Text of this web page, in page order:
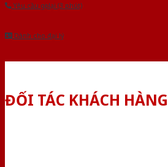
Yêu cầu gọi lại (3 phút)
Dành cho đại lý
ĐỐI TÁC KHÁCH HÀNG